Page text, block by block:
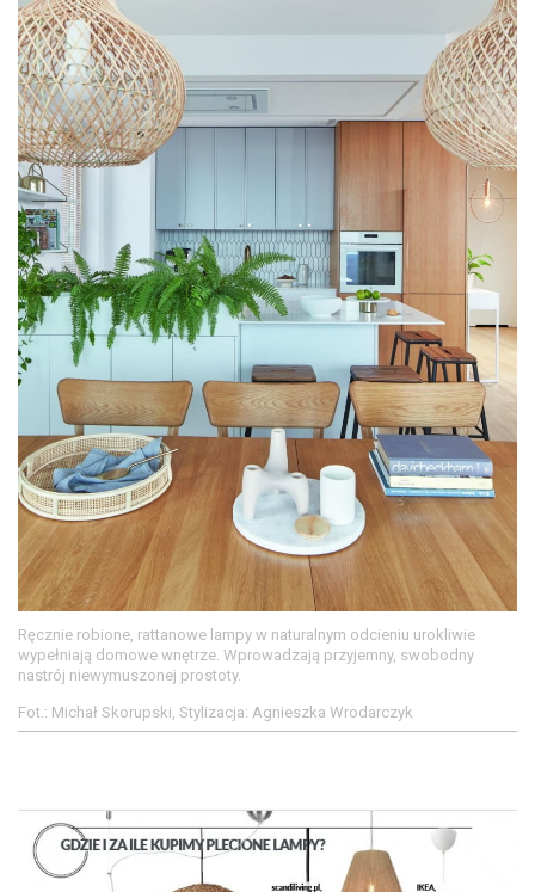
Ręcznie robione, rattanowe lampy w naturalnym odcieniu urokliwie
wypełniają domowe wnętrze. Wprowadzają przyjemny, swobodny
nastrój niewymuszonej prostoty.
Fot.: Michał Skorupski, Stylizacja: Agnieszka Wrodarczyk